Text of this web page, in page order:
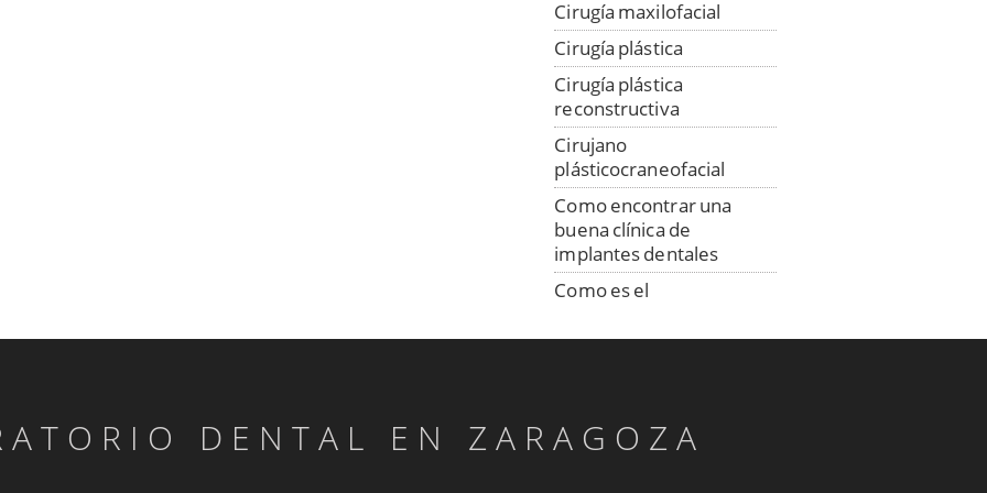
Cirugía maxilofacial
Cirugía plástica
Cirugía plástica
reconstructiva
Cirujano
plásticocraneofacial
Como encontrar una
buena clínica de
implantes dentales
Como es el
colocación de los
especialista en implantes
Confección digital
DENTAL EN ZARAGOZA